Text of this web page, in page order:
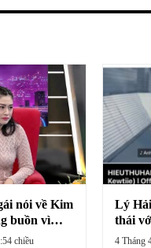
nói về Kim
buồn vì
dìu dắt
chiều
Lý
thái
4 Tháng